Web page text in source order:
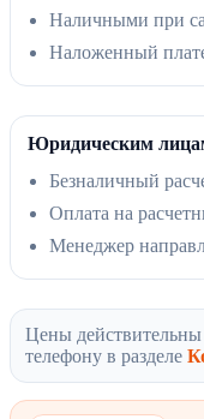
Наличными при
Наложенный
Юридическим
Безналичный
Оплата на
Менеджер
Цены действительны
телефону в разделе